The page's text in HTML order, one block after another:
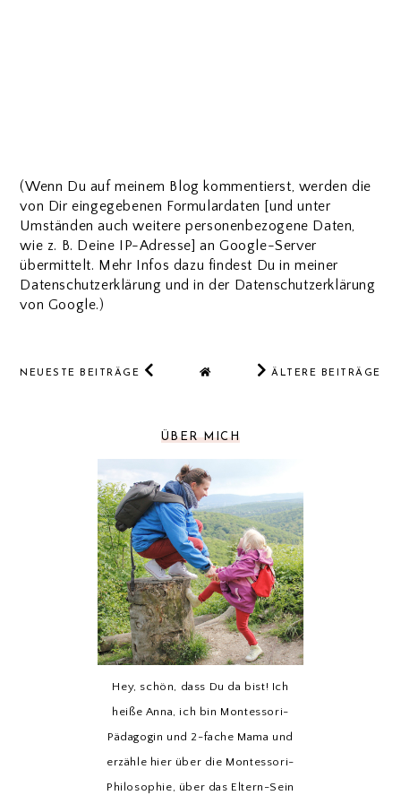
(Wenn Du auf meinem Blog kommentierst, werden die
von Dir eingegebenen Formulardaten [und unter
Umständen auch weitere personenbezogene Daten,
wie z. B. Deine IP-Adresse] an Google-Server
übermittelt. Mehr Infos dazu findest Du in meiner
Datenschutzerklärung und in der Datenschutzerklärung
von Google.)
NEUESTE BEITRÄGE ÄLTERE BEITRÄGE
ÜBER MICH
Hey, schön, dass Du da bist! Ich
heiße Anna, ich bin Montessori-
Pädagogin und 2-fache Mama und
erzähle hier über die Montessori-
Philosophie, über das Eltern-Sein